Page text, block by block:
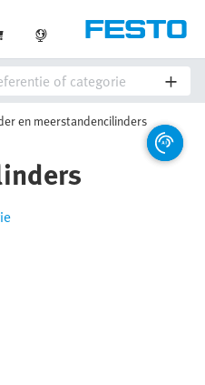
en meerstandencilinders